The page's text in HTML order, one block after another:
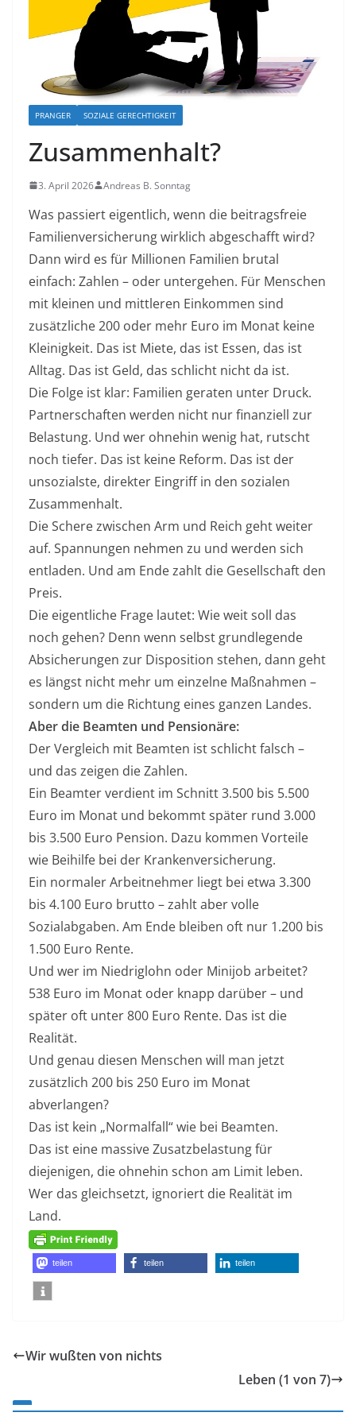
PRANGER SOZIALE GERECHTIGKEIT
Zusammenhalt?
3. April 2026 Andreas B. Sonntag
Was passiert eigentlich, wenn die beitragsfreie
Familienversicherung wirklich abgeschafft wird?
Dann wird es für Millionen Familien brutal
einfach: Zahlen – oder untergehen. Für Menschen
mit kleinen und mittleren Einkommen sind
zusätzliche 200 oder mehr Euro im Monat keine
Kleinigkeit. Das ist Miete, das ist Essen, das ist
Alltag. Das ist Geld, das schlicht nicht da ist.
Die Folge ist klar: Familien geraten unter Druck.
Partnerschaften werden nicht nur finanziell zur
Belastung. Und wer ohnehin wenig hat, rutscht
noch tiefer. Das ist keine Reform. Das ist der
unsozialste, direkter Eingriff in den sozialen
Zusammenhalt.
Die Schere zwischen Arm und Reich geht weiter
auf. Spannungen nehmen zu und werden sich
entladen. Und am Ende zahlt die Gesellschaft den
Preis.
Die eigentliche Frage lautet: Wie weit soll das
noch gehen? Denn wenn selbst grundlegende
Absicherungen zur Disposition stehen, dann geht
es längst nicht mehr um einzelne Maßnahmen –
sondern um die Richtung eines ganzen Landes.
Aber die Beamten und Pensionäre:
Der Vergleich mit Beamten ist schlicht falsch –
und das zeigen die Zahlen.
Ein Beamter verdient im Schnitt 3.500 bis 5.500
Euro im Monat und bekommt später rund 3.000
bis 3.500 Euro Pension. Dazu kommen Vorteile
wie Beihilfe bei der Krankenversicherung.
Ein normaler Arbeitnehmer liegt bei etwa 3.300
bis 4.100 Euro brutto – zahlt aber volle
Sozialabgaben. Am Ende bleiben oft nur 1.200 bis
1.500 Euro Rente.
Und wer im Niedriglohn oder Minijob arbeitet?
538 Euro im Monat oder knapp darüber – und
später oft unter 800 Euro Rente. Das ist die
Realität.
Und genau diesen Menschen will man jetzt
zusätzlich 200 bis 250 Euro im Monat
abverlangen?
Das ist kein „Normalfall“ wie bei Beamten.
Das ist eine massive Zusatzbelastung für
diejenigen, die ohnehin schon am Limit leben.
Wer das gleichsetzt, ignoriert die Realität im
Land.
teilen teilen teilen
Wir wußten von nichts
Leben (1 von 7)